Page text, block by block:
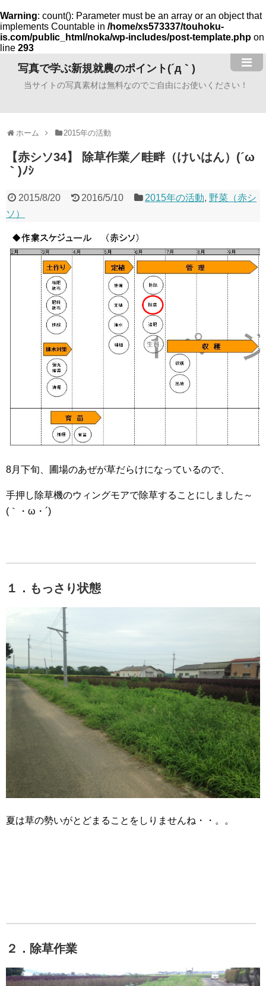
Warning: count(): Parameter must be an array or an object that
implements Countable in /home/xs573337/touhoku-
is.com/public_html/noka/wp-includes/post-template.php on
line 293
写真で学ぶ新規就農のポイント(´д｀)
当サイトの写真素材は無料なのでご自由にお使いください！
ホーム 2015年の活動
【赤シソ34】 除草作業／畦畔（けいはん）(´ω
｀)ﾉｼ
2015/8/20 2016/5/10 2015年の活動, 野菜（赤シ
ソ）
8月下旬、圃場のあぜが草だらけになっているので、
手押し除草機のウィングモアで除草することにしました～
(｀・ω・´)ゞ
１．もっさり状態
夏は草の勢いがとどまることをしりませんね・・。。
２．除草作業